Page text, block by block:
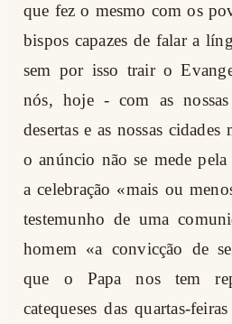
que fez o mesmo com os
bispos capazes de falar a
sem por isso trair o
nós, hoje - com as
desertas e as nossas
o anúncio não se mede
a celebração «mais ou
testemunho de uma
homem «a convicção de
que o Papa nos tem
catequeses das quartas-